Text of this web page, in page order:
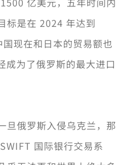
标是在 2024 年达到
现在和日本的贸易额也
成为了俄罗斯的最大进口
旦俄罗斯入侵乌克兰，那
国际银行交易系